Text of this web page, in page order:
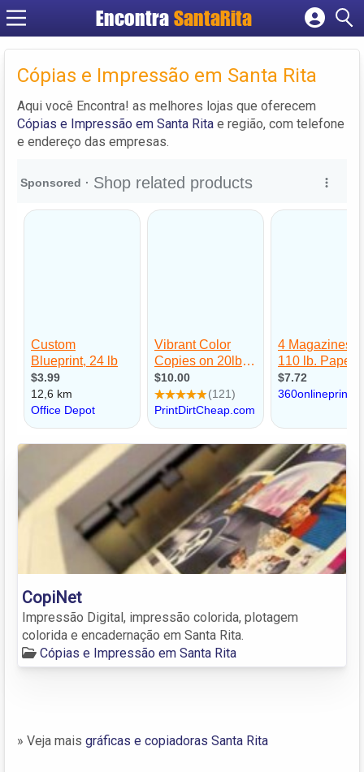
EncontraSantaRita
Cadastrar empresa
Fazer login
Criar conta
Cópias e Impressão em Santa Rita
Aqui você Encontra! as melhores lojas que oferecem
Cópias e Impressão em Santa Rita e região, com telefone
e endereço das empresas.
CopiNet
Impressão Digital, impressão colorida, plotagem
colorida e encadernação em Santa Rita.
Cópias e Impressão em Santa Rita
» Veja mais gráficas e copiadoras Santa Rita